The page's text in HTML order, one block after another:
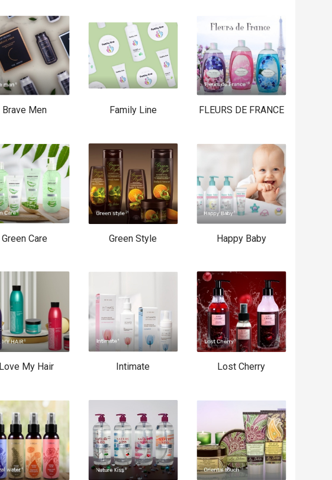
Brave Men Family Line FLEURS DE FRANCE
Green Care Green Style Happy Baby
ILove My Hair Intimate Lost Cherry